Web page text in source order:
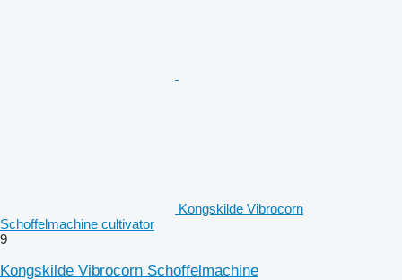
Kongskilde Vibrocorn
Schoffelmachine cultivator
9
Kongskilde Vibrocorn Schoffelmachine